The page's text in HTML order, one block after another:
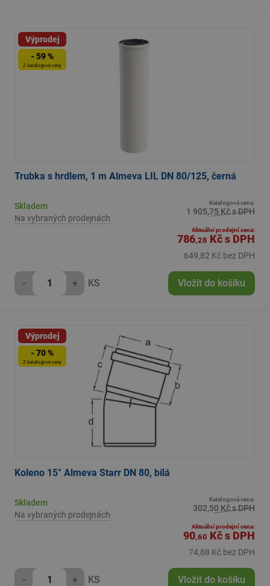
Výprodej
- 59 %
Z katalogové ceny
Trubka s hrdlem, 1 m Almeva LIL DN 80/125, černá
Skladem
Na vybraných prodejnách
Katalogová cena:
1 905,75 Kč s DPH
Aktuální prodejní cena:
786,28 Kčs DPH
649,82 Kč bez DPH
- + KS Vložit do košíku
Výprodej
- 70 %
Z katalogové ceny
Koleno 15° Almeva Starr DN 80, bílá
Skladem
Na vybraných prodejnách
Katalogová cena:
302,50 Kč s DPH
Aktuální prodejní cena:
90,60 Kčs DPH
74,88 Kč bez DPH
- + KS Vložit do košíku